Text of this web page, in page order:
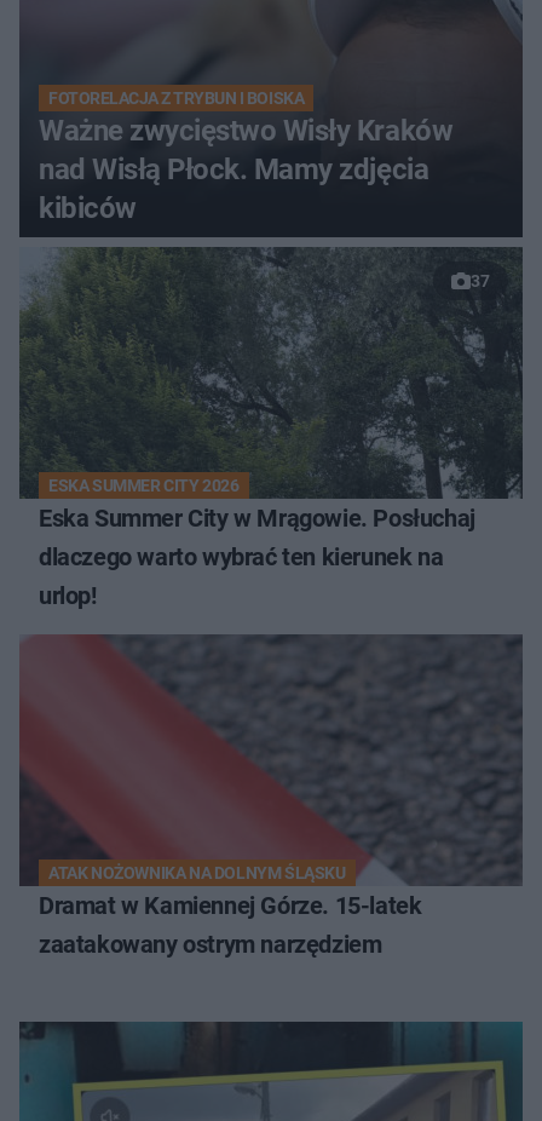
FOTORELACJA Z TRYBUN I BOISKA
Ważne zwycięstwo Wisły Kraków
nad Wisłą Płock. Mamy zdjęcia
kibiców
37
ESKA SUMMER CITY 2026
Eska Summer City w Mrągowie. Posłuchaj
dlaczego warto wybrać ten kierunek na
urlop!
ATAK NOŻOWNIKA NA DOLNYM ŚLĄSKU
Dramat w Kamiennej Górze. 15-latek
zaatakowany ostrym narzędziem